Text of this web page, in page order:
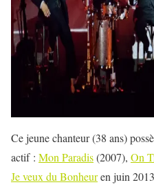
Ce jeune chanteur (38 ans)
actif : Mon Paradis(2007), On
Je veux du Bonheuren juin